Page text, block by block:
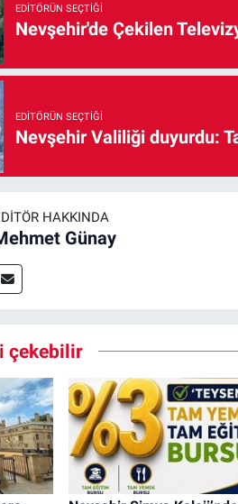
EDITÖRÜN SEÇTIĞI
Nevşehir'de Çekilen
EDITÖRÜN SEÇTIĞI
Nevşehir Valiliği duyurdu:
HAKKINDA
Günay
çekebilir